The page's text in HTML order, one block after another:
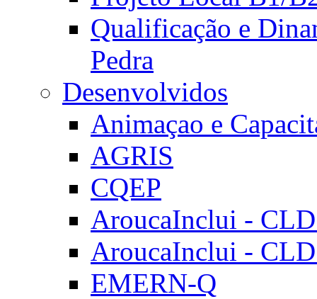
Qualificação e
Pedra
Desenvolvidos
Animaçao e
AGRIS
CQEP
AroucaInclui -
AroucaInclui -
EMERN-Q